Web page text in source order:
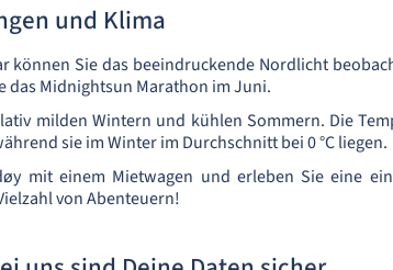
und Klima
können Sie das beeindruckende Nordlicht
das Midnightsun Marathon im Juni.
milden Wintern und kühlen Sommern. Die
sie im Winter im Durchschnitt bei 0 °C liegen.
mit einem Mietwagen und erleben Sie eine
von Abenteuern!